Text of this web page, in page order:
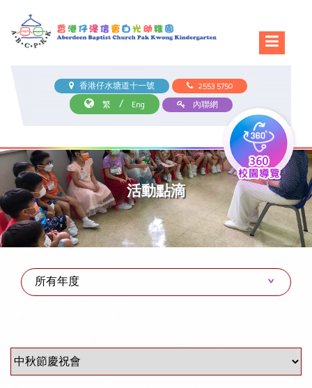
香港仔水塘道十一號
2553 5750
繁
/ Eng 內聯網
活動點滴